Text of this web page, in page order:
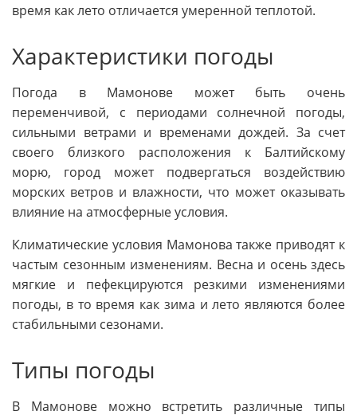
время как лето отличается умеренной теплотой.
Характеристики погоды
Погода в Мамонове может быть очень
переменчивой, с периодами солнечной погоды,
сильными ветрами и временами дождей. За счет
своего близкого расположения к Балтийскому
морю, город может подвергаться воздействию
морских ветров и влажности, что может оказывать
влияние на атмосферные условия.
Климатические условия Мамонова также приводят к
частым сезонным изменениям. Весна и осень здесь
мягкие и пефекцируются резкими изменениями
погоды, в то время как зима и лето являются более
стабильными сезонами.
Типы погоды
В Мамонове можно встретить различные типы